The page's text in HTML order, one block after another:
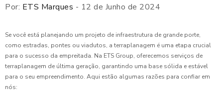
Por: ETS Marques - 12 de Junho de 2024
Se você está planejando um projeto de infraestrutura de grande porte,
como estradas, pontes ou viadutos, a terraplanagem é uma etapa crucial
para o sucesso da empreitada. Na ETS Group, oferecemos serviços de
terraplanagem de última geração, garantindo uma base sólida e estável
para o seu empreendimento. Aqui estão algumas razões para confiar em
nós: